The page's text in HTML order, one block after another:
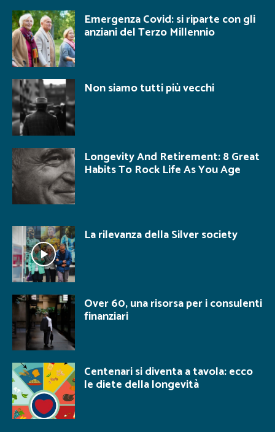
Emergenza Covid: si riparte con gli
anziani del Terzo Millennio
Non siamo tutti più vecchi
Longevity And Retirement: 8 Great
Habits To Rock Life As You Age
La rilevanza della Silver society
Over 60, una risorsa per i consulenti
finanziari
Centenari si diventa a tavola: ecco
le diete della longevità